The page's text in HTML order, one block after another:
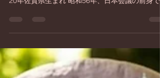
る「日本を守る国民会議」で事務局長を務め、平
任。また、日本青年協議会・日本協議会の会長、
美しい日本の憲法をつくる国民の会事務局長を務
める。 日 時 : 令和８年８月２９日（土） １３